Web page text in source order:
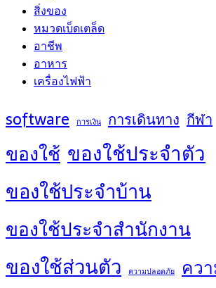
สิ่งของ
หมวดเบ็ดเตล็ด
อาชีพ
อาหาร
เครื่องไฟฟ้า
software การเงิน การเดินทาง กีฬา
ของใช้ ของใช้ประจำตัว
ของใช้ประจำบ้าน
ของใช้ประจำสำนักงาน
ของใช้ส่วนตัว ความปลอดภัย คว